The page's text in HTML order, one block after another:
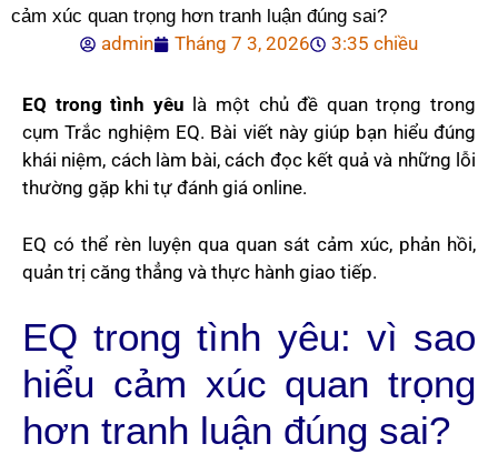
cảm xúc quan trọng hơn tranh luận đúng sai?
admin Tháng 7 3, 2026 3:35 chiều
EQ trong tình yêu là một chủ đề quan trọng trong
cụm Trắc nghiệm EQ. Bài viết này giúp bạn hiểu đúng
khái niệm, cách làm bài, cách đọc kết quả và những lỗi
thường gặp khi tự đánh giá online.
EQ có thể rèn luyện qua quan sát cảm xúc, phản hồi,
quản trị căng thẳng và thực hành giao tiếp.
EQ trong tình yêu: vì sao
hiểu cảm xúc quan trọng
hơn tranh luận đúng sai?